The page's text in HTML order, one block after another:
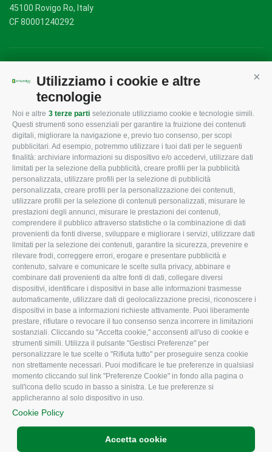
Utilizziamo i cookie e altre
tecnologie
Noi e altre 3 terze parti selezionate utilizziamo cookie e tecnologie simili.
Questi strumenti sono essenziali per garantire la fruizione dei contenuti
digitali, migliorare la navigazione e, previo tuo consenso, per scopi
pubblicitari. Ad esempio, potremmo utilizzare i tuoi dati per le seguenti
finalità: archiviare informazioni su dispositivo e/o accedervi, utilizzare dati
limitati per la selezione della pubblicità, creare profili per la pubblicità
personalizzata, utilizzare profili per la selezione di pubblicità
personalizzata, creare profili per la personalizzazione dei contenuti,
utilizzare profili per la selezione di contenuti personalizzati, misurare le
prestazioni degli annunci, misurare le prestazioni dei contenuti,
comprendere il pubblico attraverso statistiche o la combinazione di dati
provenienti da fonti diverse, sviluppare e migliorare i servizi, utilizzare dati
limitati per la selezione dei contenuti, garantire la sicurezza, prevenire e
rilevare frodi, correggere errori, erogare e presentare pubblicità e
contenuto, salvare e comunicare le scelte sulla privacy, abbinare e
combinare dati provenienti da altre fonti di dati, collegare diversi
dispositivi, identificare i dispositivi in base alle informazioni trasmesse
automaticamente, utilizzare dati di geolocalizzazione precisi, riconoscere i
dispositivi in base a informazioni richieste attivamente. Puoi liberamente
prestare, rifiutare o revocare il tuo consenso senza incorrere in limitazioni
sostanziali. Cliccando su "Accetta cookie," acconsenti all'uso di cookie e
strumenti simili. Utilizza il pulsante "Gestisci Preferenze" per
personalizzare le tue scelte o "Rifiuta tutto" per proseguire senza cookie
non strettamente necessari. Puoi modificare le tue preferenze in qualsiasi
momento cliccando sul link "Preferenze Cookie" in fondo alla pagina o
sull'icona dello scudo in basso a sinistra. Le tue preferenze si
applicheranno al solo dispositivo in uso.
Cookie Policy
Accetta cookie
45100 Rovigo Ro, Italy
CF 80001240292
CONFAGRICOLTURA
ROVIGO
L'Associazione
Missione e Progetto
Organigramma aziendale
I Nostri Servizi
Uffici della Sede
provinciale
Le Sedi di Zona
Agricoltori S.r.l.
Whistleblowing
Confagricoltura Rovigo e
Agricoltori srl
CONFAGRICOLTURA
INFORMA
Tecnico
Fiscale
Lavoro
Ambiente
Associazione
CONFAGRICOLTURA
ATTIVA
Notizie in evidenza
Eventi
Comunicati Stampa
Video
Iscrizione Newsletter
Newsletter